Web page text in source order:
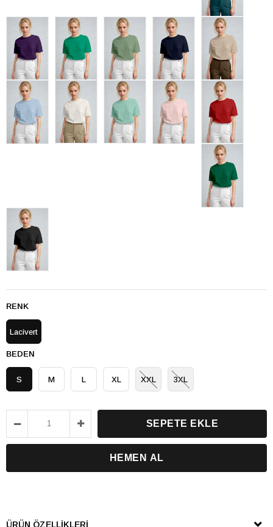
RENK
Lacivert
BEDEN
S M L XL XXL 3XL
ÜRÜN ÖZELLIKLERI